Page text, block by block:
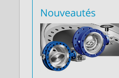
Nouveautés